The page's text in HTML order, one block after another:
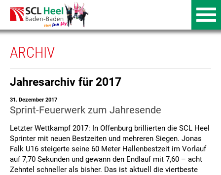
ARCHIV
Jahresarchiv für 2017
31. Dezember 2017
Sprint-Feuerwerk zum Jahresende
Letzter Wettkampf 2017: In Offenburg brillierten die SCL Heel
Sprinter mit neuen Bestzeiten und mehreren Siegen. Jonas
Falk U16 steigerte seine 60 Meter Hallenbestzeit im Vorlauf
auf 7,70 Sekunden und gewann den Endlauf mit 7,60 – acht
Zehntel schneller als bisher. Das ist aktuell die viertbeste